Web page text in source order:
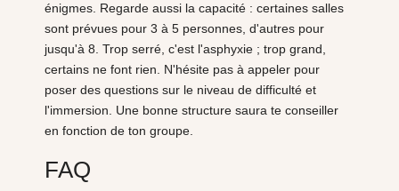
énigmes. Regarde aussi la capacité : certaines salles
sont prévues pour 3 à 5 personnes, d'autres pour
jusqu'à 8. Trop serré, c'est l'asphyxie ; trop grand,
certains ne font rien. N'hésite pas à appeler pour
poser des questions sur le niveau de difficulté et
l'immersion. Une bonne structure saura te conseiller
en fonction de ton groupe.
FAQ